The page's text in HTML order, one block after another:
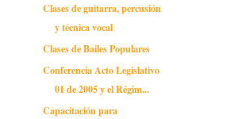
Clases de guitarra, percusión
y técnica vocal
Clases de Bailes Populares
Conferencia Acto Legislativo
01 de 2005 y el Régim...
Capacitación para